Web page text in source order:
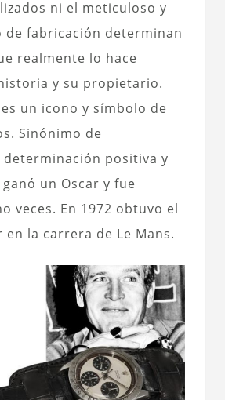
ni el meticuloso y
de fabricación determinan
realmente lo hace
y su propietario.
un icono y símbolo de
Sinónimo de
determinación positiva y
un Oscar y fue
veces. En 1972 obtuvo el
en la carrera de Le Mans.